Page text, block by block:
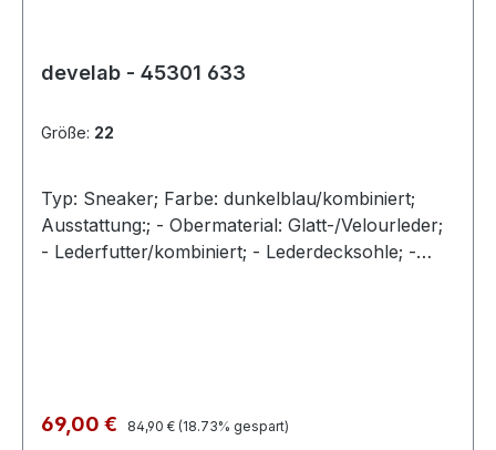
develab - 45301 633
Größe: 22
Typ: Sneaker; Farbe: dunkelblau/kombiniert;
Ausstattung:; - Obermaterial: Glatt-/Velourleder;
- Lederfutter/kombiniert; - Lederdecksohle; -
Verkaufspreis:
69,00 € Regulärer Preis:
84,90 € (18.73% gespart)